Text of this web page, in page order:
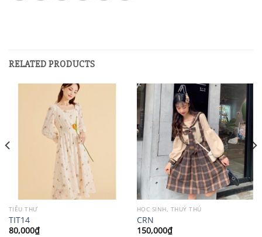
RELATED PRODUCTS
TIỂU THƯ
TIT14
80,000₫
HỌC SINH, THUỶ THỦ
CRN
150,000₫